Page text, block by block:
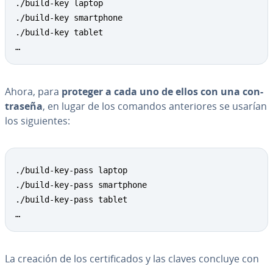
./build-key laptop
./build-key smartphone
./build-key tablet
…
Ahora, para proteger a cada uno de ellos con una co­n­
tra­se­ña, en lugar de los comandos an­te­rio­res se usarían
los si­guie­n­tes:
./build-key-pass laptop
./build-key-pass smartphone
./build-key-pass tablet
…
La creación de los ce­r­ti­fi­ca­dos y las claves concluye con